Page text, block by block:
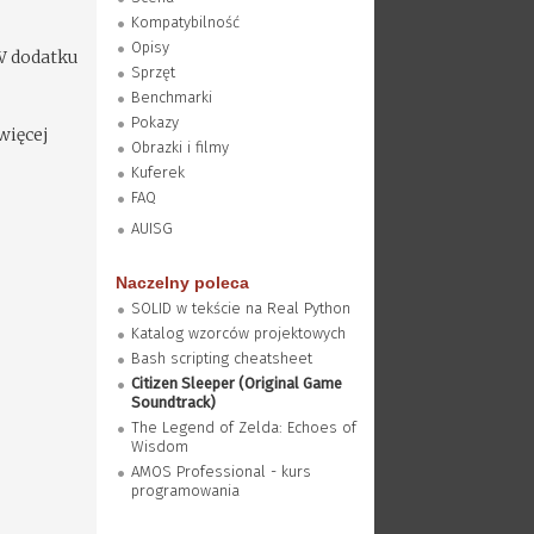
dodatku
Kompatybilność
Opisy
Sprzęt
Benchmarki
Pokazy
Obrazki i filmy
Kuferek
FAQ
AUISG
Naczelny poleca
SOLID w tekście na Real Python
Katalog wzorców projektowych
Bash scripting cheatsheet
Citizen Sleeper (Original Game
Soundtrack)
The Legend of Zelda: Echoes of
Wisdom
AMOS Professional - kurs
programowania